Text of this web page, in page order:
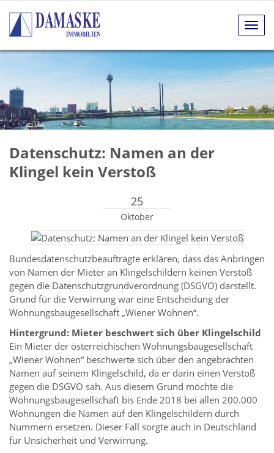
Datenschutz: Namen an der
Klingel kein Verstoß
25
Oktober
Bundesdatenschutzbeauftragte erklären, dass das Anbringen
von Namen der Mieter an Klingelschildern keinen Verstoß
gegen die Datenschutzgrundverordnung (DSGVO) darstellt.
Grund für die Verwirrung war eine Entscheidung der
Wohnungsbaugesellschaft „Wiener Wohnen“.
Hintergrund: Mieter beschwert sich über Klingelschild
Ein Mieter der österreichischen Wohnungsbaugesellschaft
„Wiener Wohnen“ beschwerte sich über den angebrachten
Namen auf seinem Klingelschild, da er darin einen Verstoß
gegen die DSGVO sah. Aus diesem Grund möchte die
Wohnungsbaugesellschaft bis Ende 2018 bei allen 200.000
Wohnungen die Namen auf den Klingelschildern durch
Nummern ersetzen. Dieser Fall sorgte auch in Deutschland
für Unsicherheit und Verwirrung.